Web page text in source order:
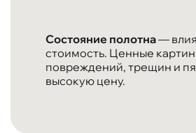
Состояние полотна—
стоимость. Ценные
повреждений, трещин и
высокую цену.